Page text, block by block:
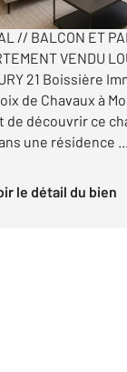
// AU PIED
// BALCON ET
VENDU
21 Boissière
de Chavaux à
de découvrir ce
une résidence ...
le détail du bien